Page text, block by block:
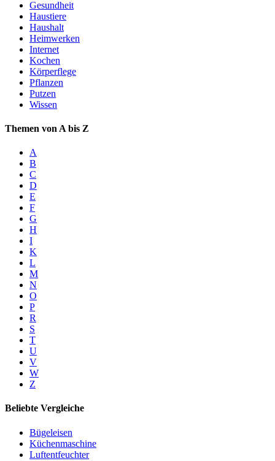
Gesundheit
Haustiere
Haushalt
Heimwerken
Internet
Kochen
Körperflege
Pflanzen
Putzen
Wissen
Themen von A bis Z
A
B
C
D
E
F
G
H
I
K
L
M
N
O
P
R
S
T
U
V
W
Z
Beliebte Vergleiche
Bügeleisen
Küchenmaschine
Luftentfeuchter